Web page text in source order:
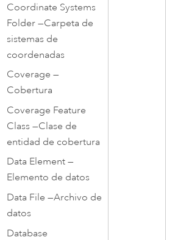
Coordinate Systems
Folder —Carpeta de
sistemas de
coordenadas
Coverage —
Cobertura
Coverage Feature
Class —Clase de
entidad de cobertura
Data Element —
Elemento de datos
Data File —Archivo de
datos
Database